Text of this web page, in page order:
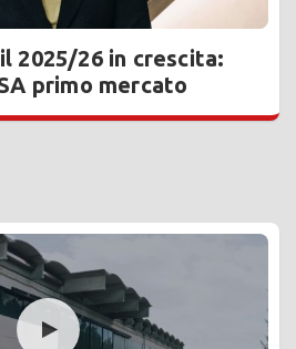
2025/26 in crescita:
primo mercato